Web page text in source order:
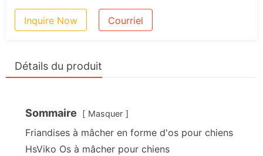
Inquire Now Courriel
Détails du produit
Sommaire Masquer
Friandises à mâcher en forme d'os pour chiens
HsViko Os à mâcher pour chiens